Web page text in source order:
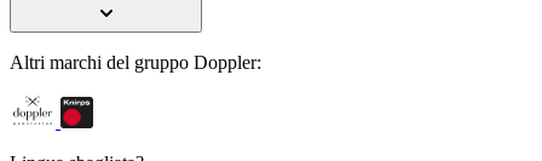
Altri marchi del gruppo Doppler: